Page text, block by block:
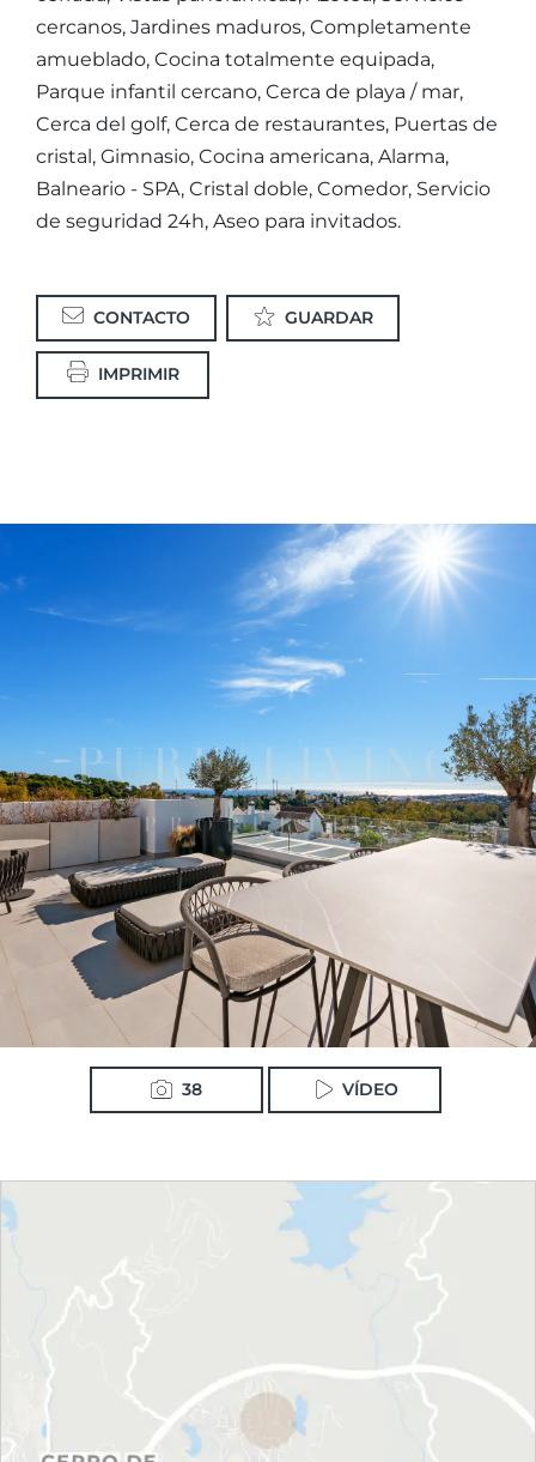
cercanos, Jardines maduros, Completamente
amueblado, Cocina totalmente equipada,
Parque infantil cercano, Cerca de playa / mar,
Cerca del golf, Cerca de restaurantes, Puertas de
cristal, Gimnasio, Cocina americana, Alarma,
Balneario - SPA, Cristal doble, Comedor, Servicio
de seguridad 24h, Aseo para invitados.
CONTACTO GUARDAR
IMPRIMIR
38 VÍDEO